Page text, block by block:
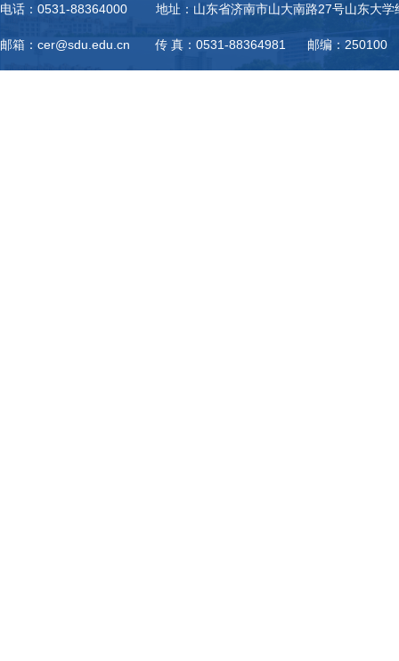
电话：0531-88364000 地址：山东省济南市山大南路27号山东大学
邮箱：cer@sdu.edu.cn 传 真：0531-88364981 邮编：250100